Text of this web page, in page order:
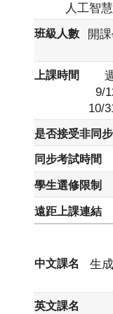
人工智
開
9/
10/
生